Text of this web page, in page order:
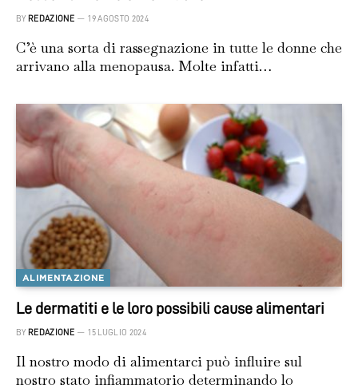
BY REDAZIONE 19 AGOSTO 2024
C’è una sorta di rassegnazione in tutte le donne che
arrivano alla menopausa. Molte infatti…
ALIMENTAZIONE
Le dermatiti e le loro possibili cause alimentari
BY REDAZIONE 15 LUGLIO 2024
Il nostro modo di alimentarci può influire sul
nostro stato infiammatorio determinando lo